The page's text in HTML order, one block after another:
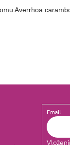
Averrhoa
Email